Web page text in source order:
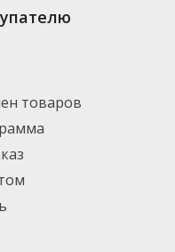
магазина «Офисная
заказа. Доставим по
заказ 1500 руб.
товаров